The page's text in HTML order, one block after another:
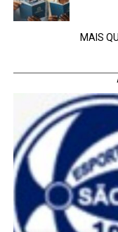
MAIS